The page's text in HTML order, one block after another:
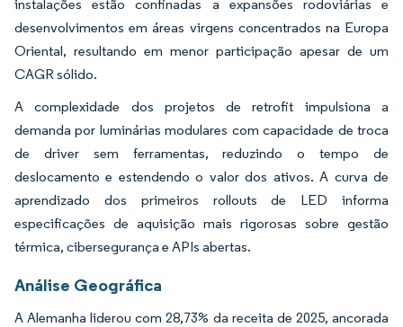
instalações estão confinadas a expansões rodoviárias e
desenvolvimentos em áreas virgens concentrados na Europa
Oriental, resultando em menor participação apesar de um
CAGR sólido.
A complexidade dos projetos de retrofit impulsiona a
demanda por luminárias modulares com capacidade de troca
de driver sem ferramentas, reduzindo o tempo de
deslocamento e estendendo o valor dos ativos. A curva de
aprendizado dos primeiros rollouts de LED informa
especificações de aquisição mais rigorosas sobre gestão
térmica, cibersegurança e APIs abertas.
Análise Geográfica
A Alemanha liderou com 28,73% da receita de 2025, ancorada